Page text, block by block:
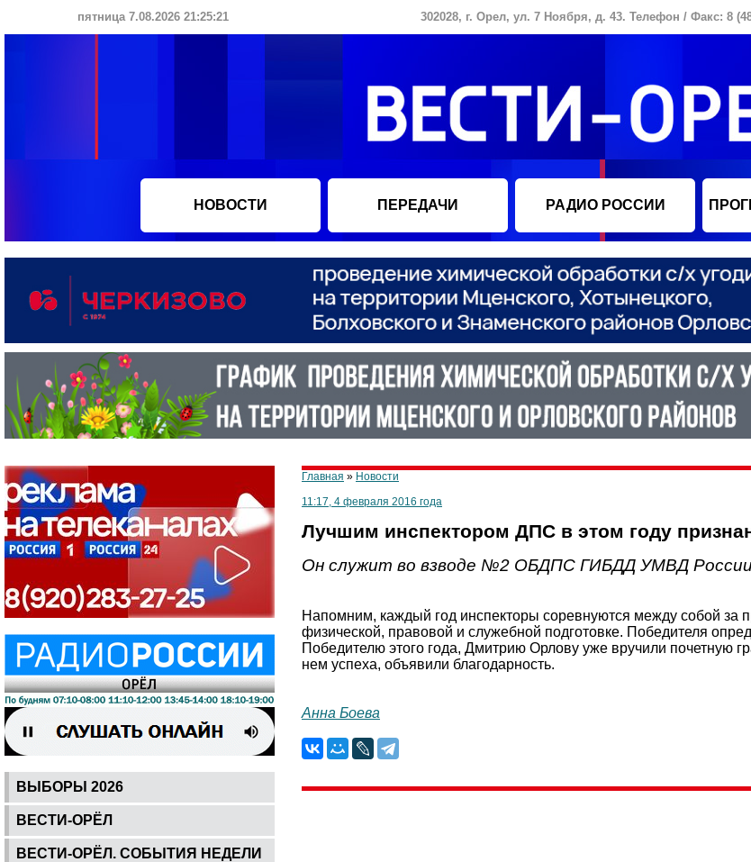
пятница 7.08.2026 21:25:22 302028, г. Орел, ул. 7 Ноября, д. 43. Телефон / Факс: 8
НОВОСТИ ПЕРЕДАЧИ РАДИО РОССИИ
ВЫБОРЫ 2026
ВЕСТИ-ОРЁЛ
ВЕСТИ-ОРЁЛ. СОБЫТИЯ НЕДЕЛИ
Главная » Новости
11:17, 4 февраля 2016 года
Лучшим инспектором ДПС в этом году
Он служит во взводе №2 ОБДПС ГИБДД УМВД России
Напомним, каждый год инспекторы соревнуются между собой за
физической, правовой и служебной подготовке. Победителя
Победителю этого года, Дмитрию Орлову уже вручили почетную
нем успеха, объявили благодарность.
Анна Боева